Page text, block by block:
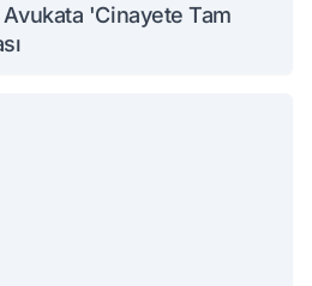
Avukata 'Cinayete Tam